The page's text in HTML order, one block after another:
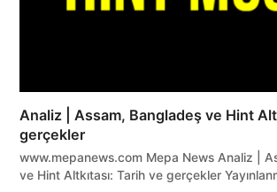
Analiz | Assam, Bangladeş ve Hint
gerçekler
www.mepanews.com Mepa News Analiz |
ve Hint Altkıtası: Tarih ve gerçekler